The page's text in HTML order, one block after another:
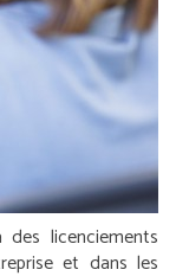
licenciements
et dans les